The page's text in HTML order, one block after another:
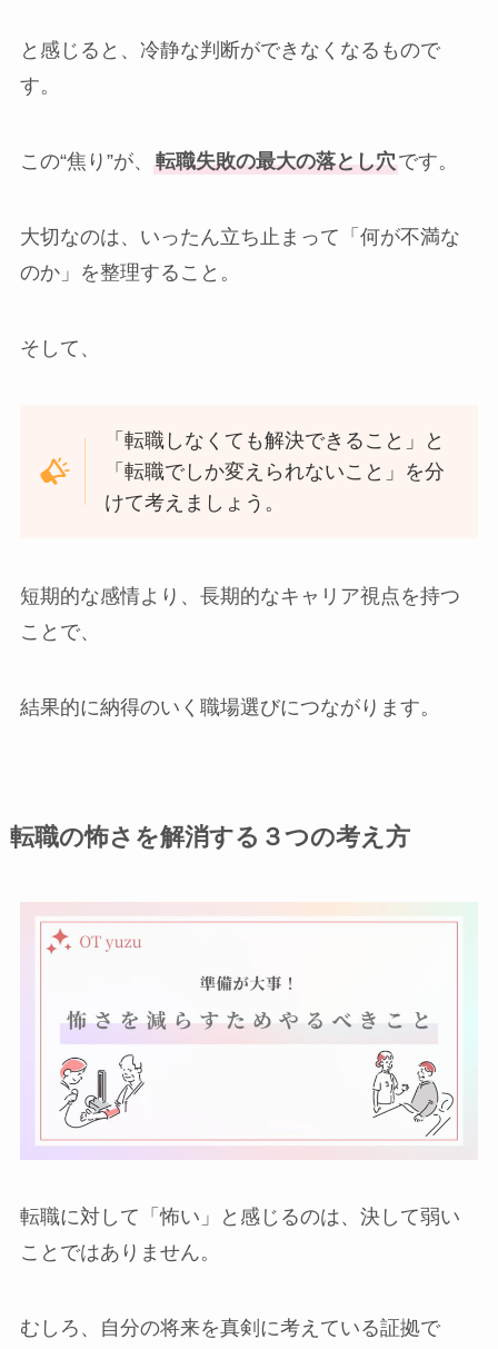
と感じると、冷静な判断ができなくなるもので
す。
この“焦り”が、 転職失敗の最大の落とし穴です。
大切なのは、いったん立ち止まって「何が不満な
のか」を整理すること。
そして、
「転職しなくても解決できること」と
「転職でしか変えられないこと」を分
けて考えましょう。
短期的な感情より、長期的なキャリア視点を持つ
ことで、
結果的に納得のいく職場選びにつながります。
転職の怖さを解消する３つの考え方
転職に対して「怖い」と感じるのは、決して弱い
ことではありません。
むしろ、自分の将来を真剣に考えている証拠で